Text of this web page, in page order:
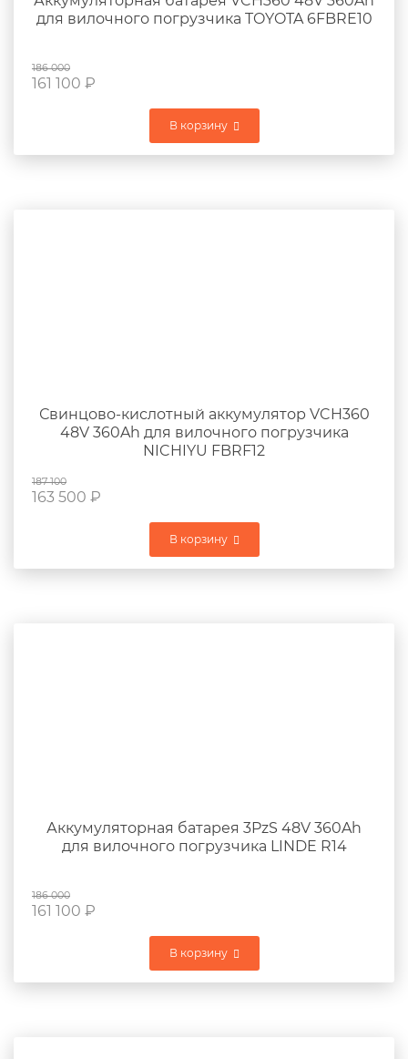
для вилочного погрузчика TOYOTA 6FBRE10
186 000
161 100 ₽
В корзину
Свинцово-кислотный аккумулятор VCH360
48V 360Ah для вилочного погрузчика
NICHIYU FBRF12
187 100
163 500 ₽
В корзину
Аккумуляторная батарея 3PzS 48V 360Ah
для вилочного погрузчика LINDE R14
186 000
161 100 ₽
В корзину